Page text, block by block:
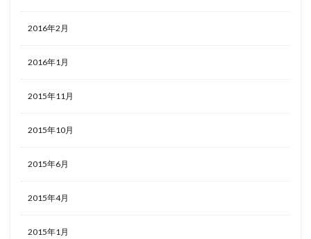
2016年2月
2016年1月
2015年11月
2015年10月
2015年6月
2015年4月
2015年1月